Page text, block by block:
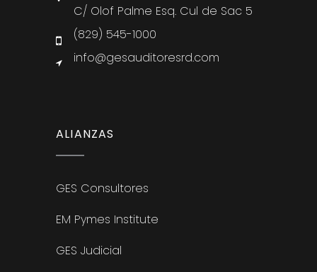
C/ Olof Palme Esq. Cul de Sac 5
(829) 545-1000
info@gesauditoresrd.com
ALIANZAS
GES Consultores
EM Pymes Institute
GES Judicial